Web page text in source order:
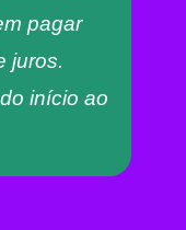
pagar
juros.
início ao